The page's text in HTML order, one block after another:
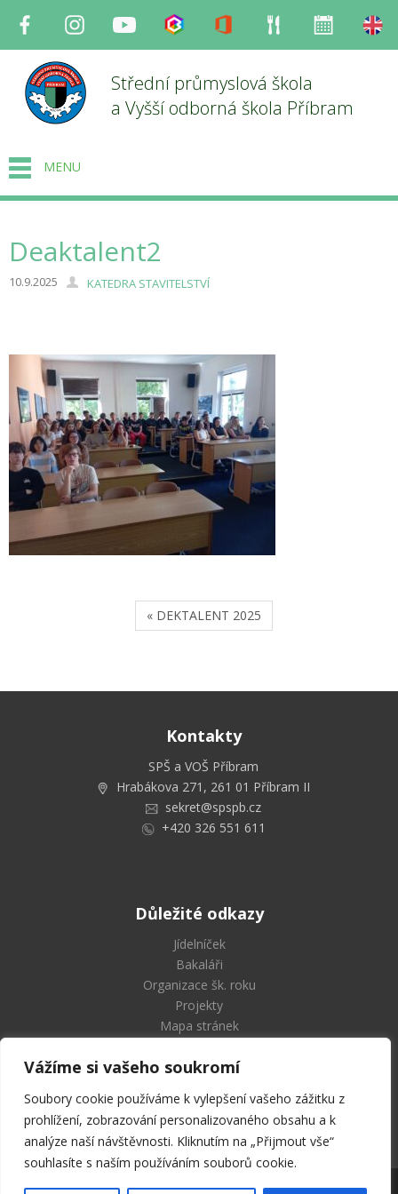
Vážíme si vašeho soukromí
Soubory cookie používáme k vylepšení vašeho zážitku z
prohlížení, zobrazování personalizovaného obsahu a k
analýze naší návštěvnosti. Kliknutím na „Přijmout vše“
souhlasíte s naším používáním souborů cookie.
Facebook InstagramYoutube Bakaláři Office Strava
Střední průmyslová škola
a Vyšší odborná škola Příbram
MENU
Deaktalent2
10.9.2025 KATEDRA STAVITELSTVÍ
« DEKTALENT 2025
Kontakty
SPŠ a VOŠ Příbram
Hrabákova 271, 261 01 Příbram II
sekret@spspb.cz
+420 326 551 611
Důležité odkazy
Jídelníček
Bakaláři
Organizace šk. roku
Projekty
Mapa stránek
Střední průmyslová škola
a Vyšší odborná škola Příbram